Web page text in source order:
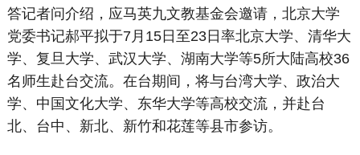
答记者问介绍，应马英九文教基金会邀请，北京大学
党委书记郝平拟于7月15日至23日率北京大学、清华大
学、复旦大学、武汉大学、湖南大学等5所大陆高校36
名师生赴台交流。在台期间，将与台湾大学、政治大
学、中国文化大学、东华大学等高校交流，并赴台
北、台中、新北、新竹和花莲等县市参访。